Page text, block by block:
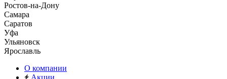
Ростов-на-Дону
Самара
Саратов
Уфа
Ульяновск
Ярославль
О компании
Акции